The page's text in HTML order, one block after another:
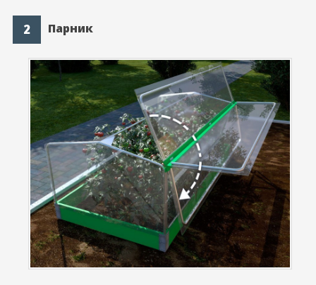
Парник